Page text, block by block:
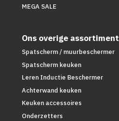
MEGA SALE
Ons overige assortiment
Spatscherm / muurbeschermer
Spatscherm keuken
Leren Inductie Beschermer
Achterwand keuken
Keuken accessoires
Onderzetters